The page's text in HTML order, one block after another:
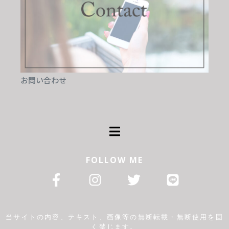
お問い合わせ
FOLLOW ME
当サイトの内容、テキスト、画像等の無断転載・無断使用を固
く禁じます。